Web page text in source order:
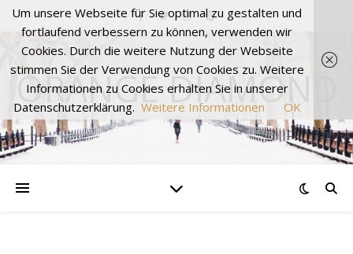
ORANGE DIAMOND
Um unsere Webseite für Sie optimal zu gestalten und
fortlaufend verbessern zu können, verwenden wir
Cookies. Durch die weitere Nutzung der Webseite
stimmen Sie der Verwendung von Cookies zu. Weitere
Informationen zu Cookies erhalten Sie in unserer
Datenschutzerklärung. Weitere Informationen OK